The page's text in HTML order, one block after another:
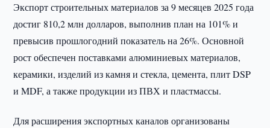
Экспорт строительных материалов за 9 месяцев 2025 года
достиг 810,2 млн долларов, выполнив план на 101% и
превысив прошлогодний показатель на 26%. Основной
рост обеспечен поставками алюминиевых материалов,
керамики, изделий из камня и стекла, цемента, плит DSP
и MDF, а также продукции из ПВХ и пластмассы.
Для расширения экспортных каналов организованы